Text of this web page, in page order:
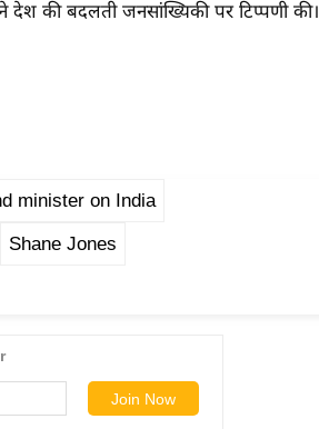
की बदलती जनसांख्यिकी पर टिप्पणी की।
minister on India
Shane Jones